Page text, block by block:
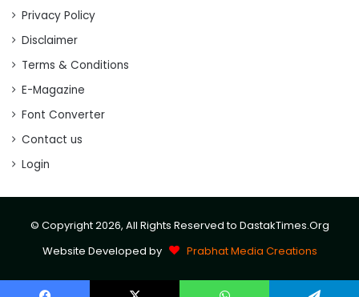
Privacy Policy
Disclaimer
Terms & Conditions
E-Magazine
Font Converter
Contact us
Login
© Copyright 2026, All Rights Reserved to DastakTimes.Org
Website Developed by
Prabhat Media Creations